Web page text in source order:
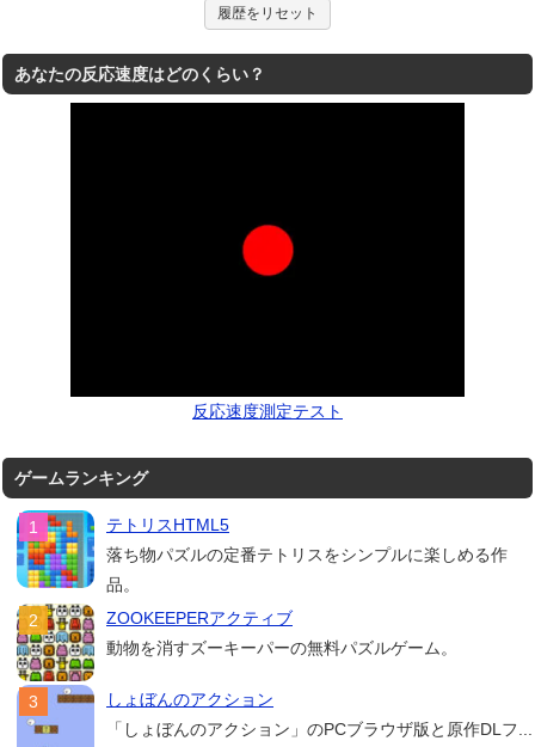
履歴をリセット
あなたの反応速度はどのくらい？
反応速度測定テスト
ゲームランキング
テトリスHTML5
落ち物パズルの定番テトリスをシンプルに楽しめる作
品。
ZOOKEEPERアクティブ
動物を消すズーキーパーの無料パズルゲーム。
しょぼんのアクション
「しょぼんのアクション」のPCブラウザ版と原作DLフ...